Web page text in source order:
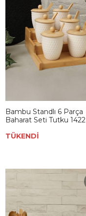
Bambu Standlı 6 Parça
Baharat Seti Tutku 1422
TÜKENDİ